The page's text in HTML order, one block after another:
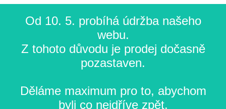
Od 10. 5. probíhá údržba našeho
webu.
Z tohoto důvodu je prodej dočasně
pozastaven.
Děláme maximum pro to, abychom
byli co nejdříve zpět.